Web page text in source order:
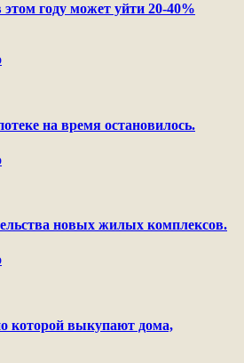
году может уйти 20-40%
на время остановилось.
новых жилых комплексов.
которой выкупают дома,